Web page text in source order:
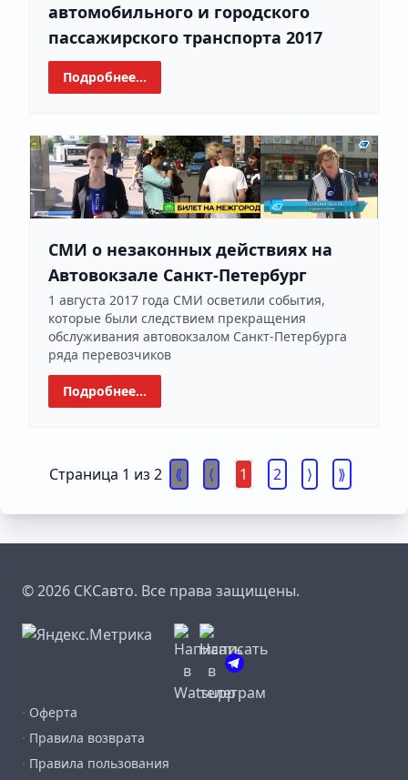
автомобильного и городского
пассажирского транспорта 2017
Подробнее...
СМИ о незаконных действиях на
Автовокзале Санкт-Петербург
1 августа 2017 года СМИ осветили события,
которые были следствием прекращения
обслуживания автовокзалом Санкт-Петербурга
ряда перевозчиков
Подробнее...
Страница 1 из 2 1 2
© 2026 СКСавто. Все права защищены.
· Оферта
· Правила возврата
· Правила пользования